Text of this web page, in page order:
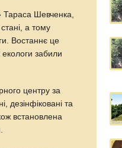
Тараса Шевченка,
а тому
Востаннє це
забили
центру за
дезінфіковані та
встановлена